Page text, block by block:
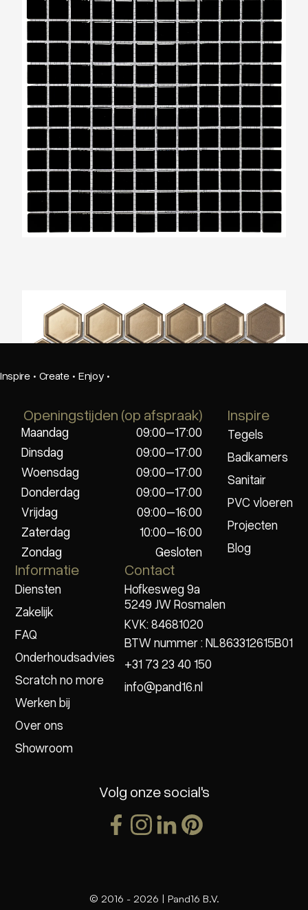
The Mosaic Factory Barcelona Mat Brons
51x59mm
Inspire · Create · Enjoy ·
Openingstijden (op afspraak)
Maandag
09:00–17:00
Dinsdag
09:00–17:00
Woensdag
09:00–17:00
Donderdag
09:00–17:00
Vrijdag
09:00–16:00
Zaterdag
10:00–16:00
Zondag
Gesloten
Inspire
Tegels
Badkamers
Sanitair
PVC vloeren
Projecten
Blog
Informatie
Diensten
Zakelijk
FAQ
Onderhoudsadvies
Scratch no more
Werken bij
Over ons
Showroom
Contact
Hofkesweg 9a
5249 JW Rosmalen
KVK: 84681020
BTW nummer : NL863312615B01
+31 73 23 40 150
info@pand16.nl
Volg onze social's
© 2016 - 2026 | Pand16 B.V.